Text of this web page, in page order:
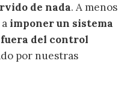
de nada. A menos
aimponer un sistema
del control
por nuestras